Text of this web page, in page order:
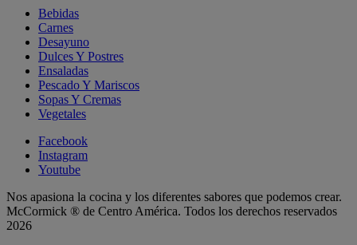
Bebidas
Carnes
Desayuno
Dulces Y Postres
Ensaladas
Pescado Y Mariscos
Sopas Y Cremas
Vegetales
Facebook
Instagram
Youtube
Nos apasiona la cocina y los diferentes sabores que podemos crear.
McCormick ® de Centro América. Todos los derechos reservados
2026